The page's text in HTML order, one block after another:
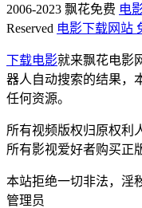
2006-2023 飘花免费 电
Reserved 电影下载网站
下载电影就来飘花电影
器人自动搜索的结果，
任何资源。
所有视频版权归原权利
所有影视爱好者购买正
本站拒绝一切非法，淫
管理员